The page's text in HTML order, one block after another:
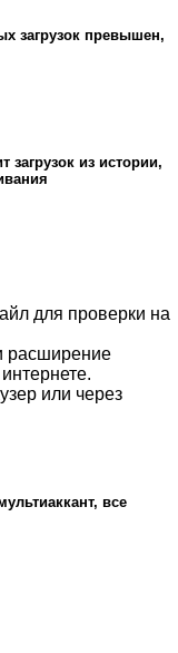
загрузок превышен,
из истории,
для проверки на
расширение
или через
все